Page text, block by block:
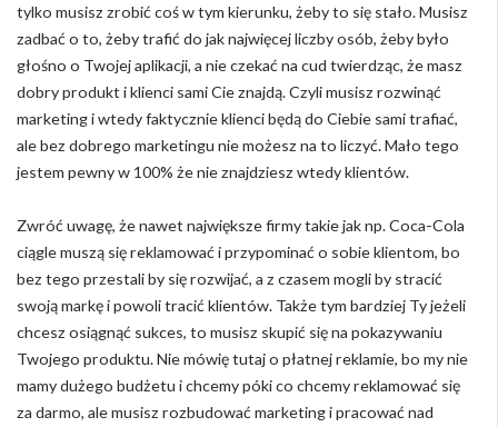
tylko musisz zrobić coś w tym kierunku, żeby to się stało. Musisz
zadbać o to, żeby trafić do jak najwięcej liczby osób, żeby było
głośno o Twojej aplikacji, a nie czekać na cud twierdząc, że masz
dobry produkt i klienci sami Cie znajdą. Czyli musisz rozwinąć
marketing i wtedy faktycznie klienci będą do Ciebie sami trafiać,
ale bez dobrego marketingu nie możesz na to liczyć. Mało tego
jestem pewny w 100% że nie znajdziesz wtedy klientów.
Zwróć uwagę, że nawet największe firmy takie jak np. Coca-Cola
ciągle muszą się reklamować i przypominać o sobie klientom, bo
bez tego przestali by się rozwijać, a z czasem mogli by stracić
swoją markę i powoli tracić klientów. Także tym bardziej Ty jeżeli
chcesz osiągnąć sukces, to musisz skupić się na pokazywaniu
Twojego produktu. Nie mówię tutaj o płatnej reklamie, bo my nie
mamy dużego budżetu i chcemy póki co chcemy reklamować się
za darmo, ale musisz rozbudować marketing i pracować nad